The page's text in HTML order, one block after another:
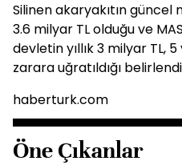
Silinen akaryakıtın güncel
3.6 milyar TL olduğu ve
devletin yıllık 3 milyar TL,
zarara uğratıldığı
haberturk.com
Öne Çıkanlar